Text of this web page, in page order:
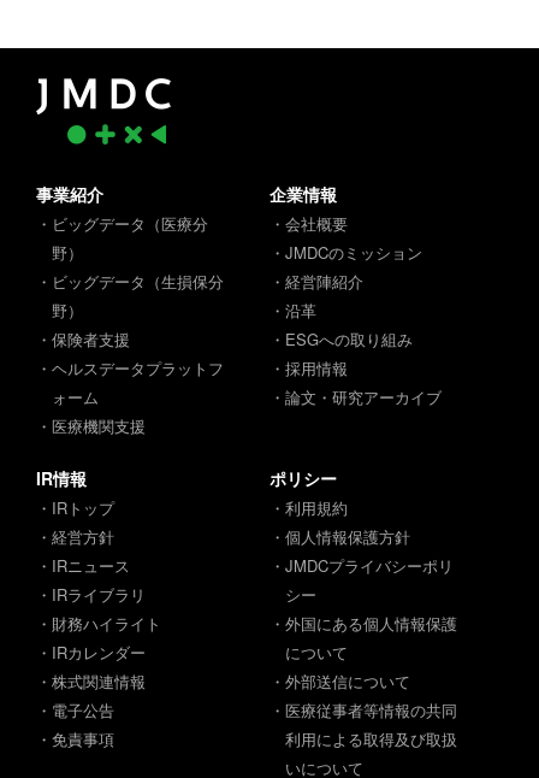
事業紹介
・ビッグデータ（医療分
野）
・ビッグデータ（生損保分
野）
・保険者支援
・ヘルスデータプラットフ
ォーム
・医療機関支援
企業情報
・会社概要
・JMDCのミッション
・経営陣紹介
・沿革
・ESGへの取り組み
・採用情報
・論文・研究アーカイブ
IR情報
・IRトップ
・経営方針
・IRニュース
・IRライブラリ
・財務ハイライト
・IRカレンダー
・株式関連情報
・電子公告
・免責事項
ポリシー
・利用規約
・個人情報保護方針
・JMDCプライバシーポリ
シー
・外国にある個人情報保護
について
・外部送信について
・医療従事者等情報の共同
利用による取得及び取扱
いについて